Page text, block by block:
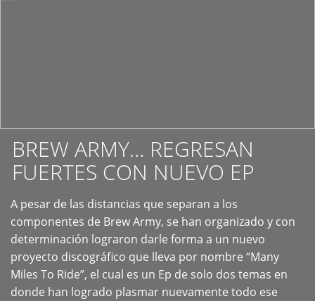
BREW ARMY… REGRESAN
FUERTES CON NUEVO EP
A pesar de las distancias que separan a los
componentes de Brew Army, se han organizado y con
determinación lograron darle forma a un nuevo
proyecto discográfico que lleva por nombre “Many
Miles To Ride”, el cual es un Ep de solo dos temas en
donde han logrado plasmar nuevamente todo ese
+